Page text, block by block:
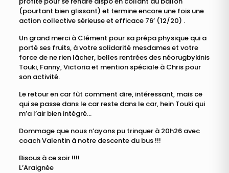
(pourtant bien glissant) et termine encore une fois une
action collective sérieuse et efficace 76’ (12/20) .
Un grand merci à Clément pour sa prépa physique qui a
porté ses fruits, à votre solidarité mesdames et votre
force de ne rien lâcher, belles rentrées des néorugbykinis
Touki, Fanny, Victoria et mention spéciale à Chris pour
son activité.
Le retour en car fût comment dire, intéressant, mais ce
qui se passe dans le car reste dans le car, hein Touki qui
m’a l’air bien intégré…
Dommage que nous n’ayons pu trinquer à 20h26 avec
coach Valentin à notre descente du bus !!!
Bisous à ce soir !!!!
L’Araignée